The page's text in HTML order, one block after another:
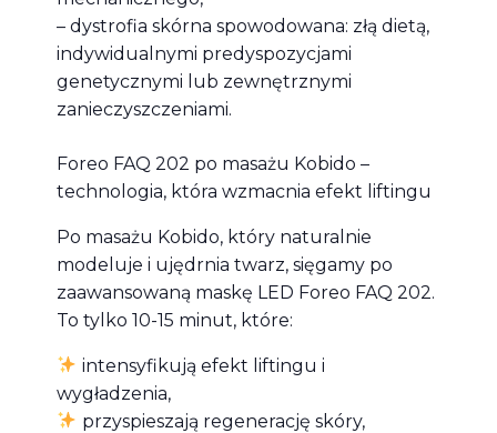
– dystrofia skórna spowodowana: złą dietą,
indywidualnymi predyspozycjami
genetycznymi lub zewnętrznymi
zanieczyszczeniami.
Foreo FAQ 202 po masażu Kobido –
technologia, która wzmacnia efekt liftingu
Po masażu Kobido, który naturalnie
modeluje i ujędrnia twarz, sięgamy po
zaawansowaną maskę LED Foreo FAQ 202.
To tylko 10-15 minut, które:
intensyfikują efekt liftingu i
wygładzenia,
przyspieszają regenerację skóry,